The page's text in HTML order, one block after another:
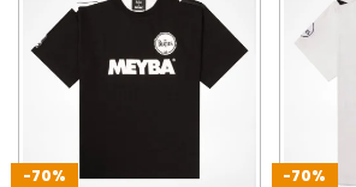
-70% -70%